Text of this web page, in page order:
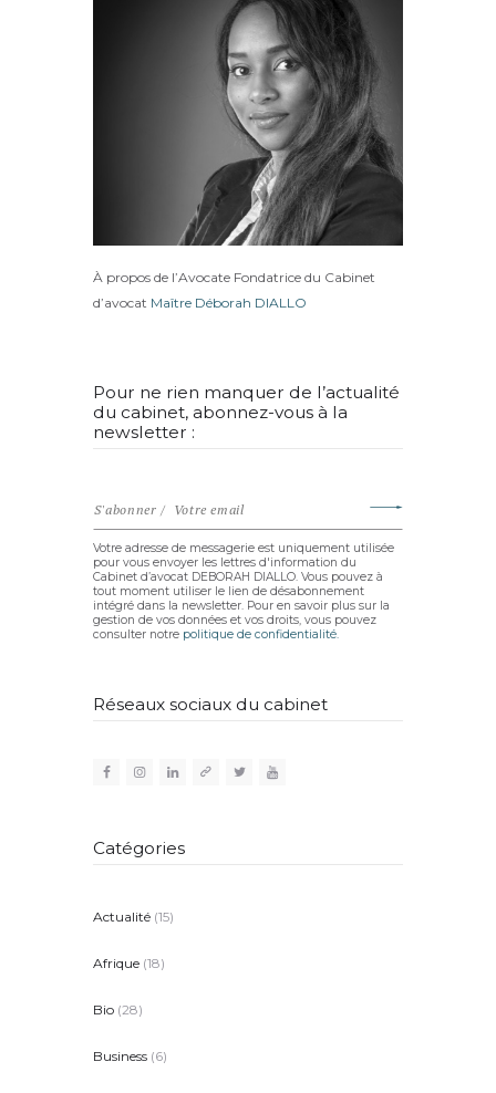
À propos de l’Avocate Fondatrice du Cabinet
d’avocat Maître Déborah DIALLO
Pour ne rien manquer de l’actualité
du cabinet, abonnez-vous à la
newsletter :
Votre adresse de messagerie est uniquement utilisée
pour vous envoyer les lettres d'information du
Cabinet d’avocat DEBORAH DIALLO. Vous pouvez à
tout moment utiliser le lien de désabonnement
intégré dans la newsletter. Pour en savoir plus sur la
gestion de vos données et vos droits, vous pouvez
consulter notre politique de confidentialité.
Réseaux sociaux du cabinet
Catégories
Actualité (15)
Afrique (18)
Bio (28)
Business (6)